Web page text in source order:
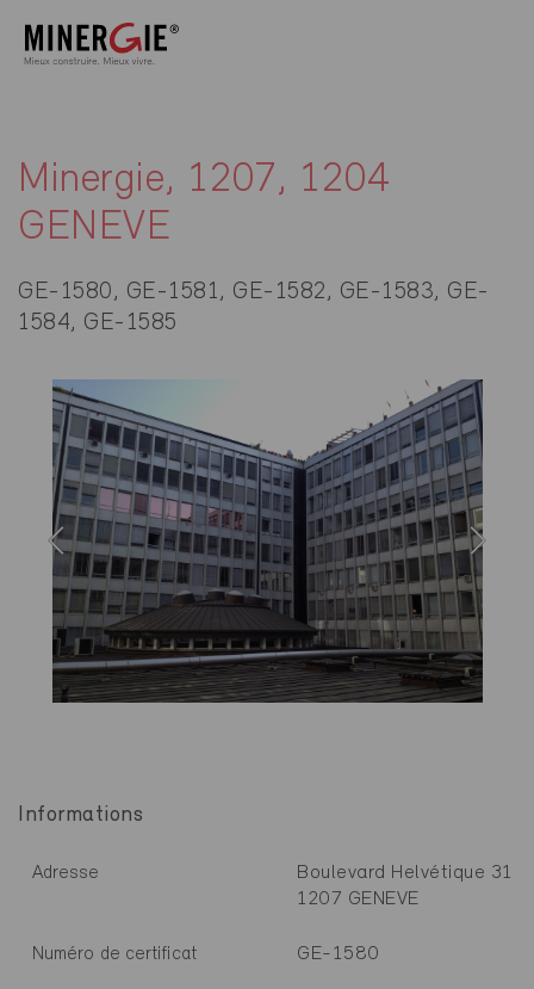
Minergie, 1207, 1204
GENEVE
GE-1580, GE-1581, GE-1582, GE-1583, GE-
1584, GE-1585
Informations
Adresse
Boulevard Helvétique 31
1207 GENEVE
Numéro de certificat GE-1580